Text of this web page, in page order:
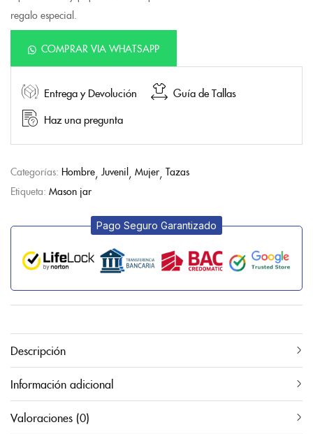
regalo especial.
COMPRAR VIA WHATSAPP
Entrega y Devolución
Guía de Tallas
Haz una pregunta
Categorías: Hombre Juvenil Mujer Tazas
Etiqueta: Mason jar
Pago Seguro Garantizado
Descripción
Información adicional
Valoraciones (0)